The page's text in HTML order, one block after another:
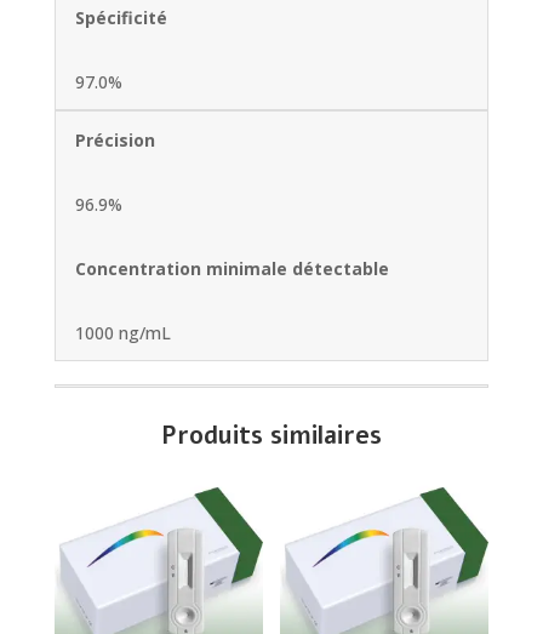
Spécificité
97.0%
Précision
96.9%
Concentration minimale détectable
1000 ng/mL
Produits similaires